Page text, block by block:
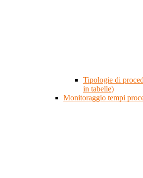
Tipologie di
in tabelle)
Monitoraggio tempi